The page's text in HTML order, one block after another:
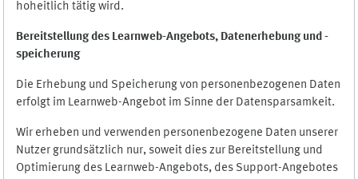
hoheitlich tätig wird.
Bereitstellung des Learnweb-Angebots, Datenerhebung und -
speicherung
Die Erhebung und Speicherung von personenbezogenen Daten
erfolgt im Learnweb-Angebot im Sinne der Datensparsamkeit.
Wir erheben und verwenden personenbezogene Daten unserer
Nutzer grundsätzlich nur, soweit dies zur Bereitstellung und
Optimierung des Learnweb-Angebots, des Support-Angebotes